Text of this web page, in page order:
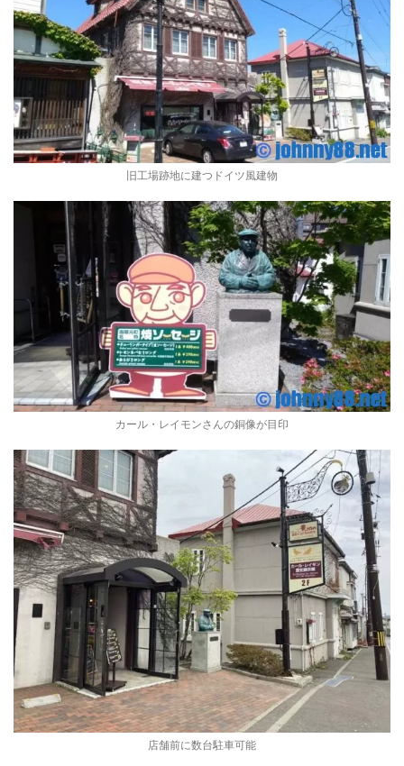
旧工場跡地に建つドイツ風建物
カール・レイモンさんの銅像が目印
店舗前に数台駐車可能